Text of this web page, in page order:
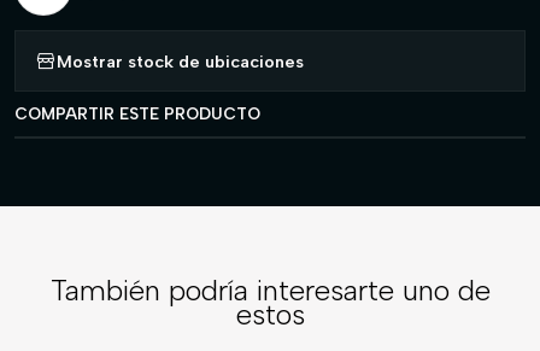
Mostrar stock de ubicaciones
COMPARTIR ESTE PRODUCTO
También podría interesarte uno de
estos